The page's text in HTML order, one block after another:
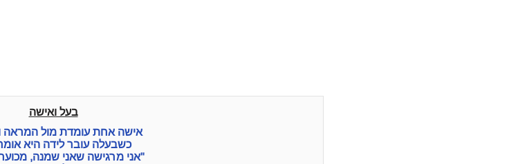
בעל ואישה
אישה אחת עומדת מול המראה
כשבעלה עובר לידה היא
"אני מרגישה שאני שמנה,